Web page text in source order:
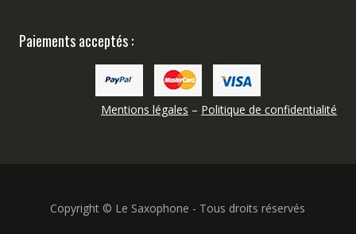
Paiements acceptés :
Mentions légales – Politique de confidentialité
Copyright © Le Saxophone - Tous droits réservés